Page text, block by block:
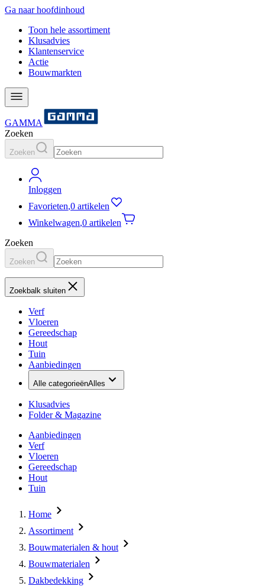
Ga naar hoofdinhoud
Toon hele assortiment
Klusadvies
Klantenservice
Actie
Bouwmarkten
GAMMA
Zoeken
Zoeken
Inloggen
Favorieten,0 artikelen
Winkelwagen,0 artikelen
Zoeken
Zoeken
Zoekbalk sluiten
Verf
Vloeren
Gereedschap
Hout
Tuin
Aanbiedingen
Alle categorieënAlles
Klusadvies
Folder & Magazine
Aanbiedingen
Verf
Vloeren
Gereedschap
Hout
Tuin
Home
Assortiment
Bouwmaterialen & hout
Bouwmaterialen
Dakbedekking